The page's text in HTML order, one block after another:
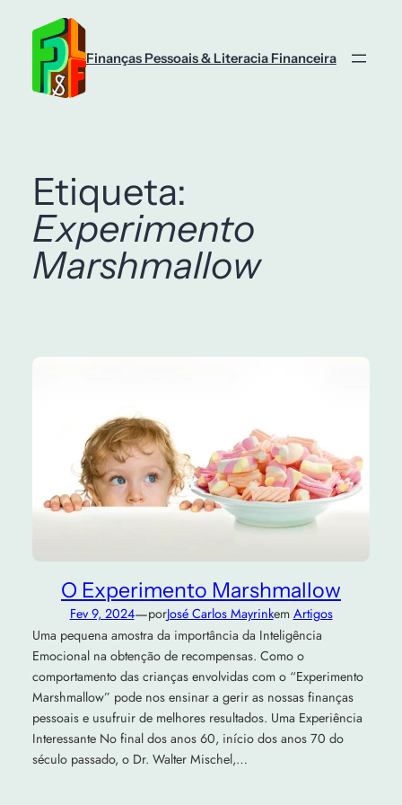
conteúdo
Finanças Pessoais & Literacia Financeira
Etiqueta:
Experimento
Marshmallow
O Experimento Marshmallow
Fev 9, 2024—porJosé Carlos Mayrinkem Artigos
Uma pequena amostra da importância da Inteligência
Emocional na obtenção de recompensas. Como o
comportamento das crianças envolvidas com o “Experimento
Marshmallow” pode nos ensinar a gerir as nossas finanças
pessoais e usufruir de melhores resultados. Uma Experiência
Interessante No final dos anos 60, início dos anos 70 do
século passado, o Dr. Walter Mischel,…